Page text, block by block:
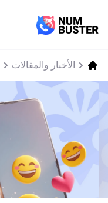
الأخبار والمقالات